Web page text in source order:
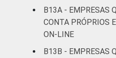
B13A - EMPRESAS
CONTA PRÓPRIOS
ON-LINE
B13B - EMPRESAS